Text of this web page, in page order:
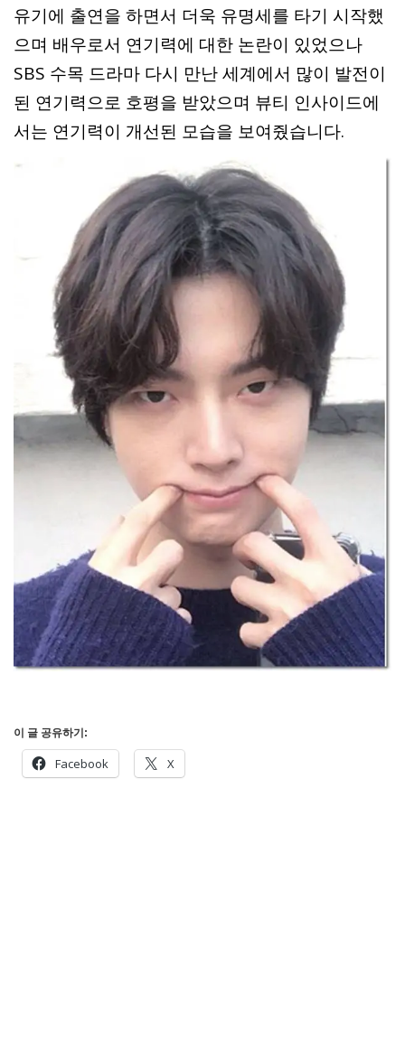
유기에 출연을 하면서 더욱 유명세를 타기 시작했
으며 배우로서 연기력에 대한 논란이 있었으나
SBS 수목 드라마 다시 만난 세계에서 많이 발전이
된 연기력으로 호평을 받았으며 뷰티 인사이드에
서는 연기력이 개선된 모습을 보여줬습니다.
이 글 공유하기:
Facebook X